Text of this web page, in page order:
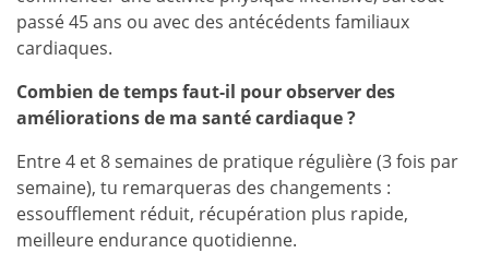
passé 45 ans ou avec des antécédents familiaux
cardiaques.
Combien de temps faut-il pour observer des
améliorations de ma santé cardiaque ?
Entre 4 et 8 semaines de pratique régulière (3 fois par
semaine), tu remarqueras des changements :
essoufflement réduit, récupération plus rapide,
meilleure endurance quotidienne.